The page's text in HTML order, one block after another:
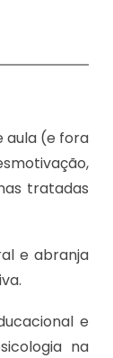
aula (e fora
tratadas
e abranja
e
na